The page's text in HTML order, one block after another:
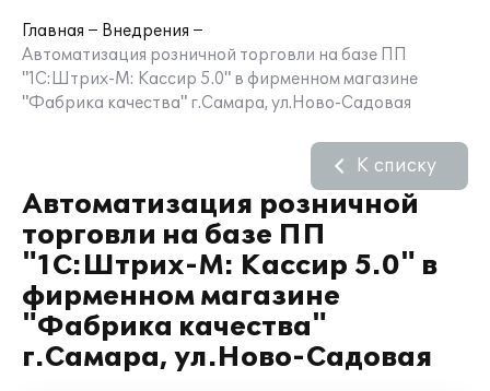
Главная
Внедрения
Автоматизация розничной торговли на базе ПП
"1С:Штрих-М: Кассир 5.0" в фирменном магазине
"Фабрика качества" г.Самара, ул.Ново-Садовая
Автоматизация розничной
торговли на базе ПП
"1С:Штрих-М: Кассир 5.0" в
фирменном магазине
"Фабрика качества"
г.Самара, ул.Ново-Садовая
К списку